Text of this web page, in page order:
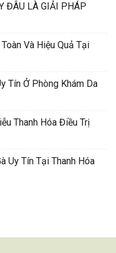
ĐÂU LÀ GIẢI PHÁP
Và Hiệu Quả Tại
Tín Ở Phòng Khám Da
Thanh Hóa Điều Trị
Uy Tín Tại Thanh Hóa